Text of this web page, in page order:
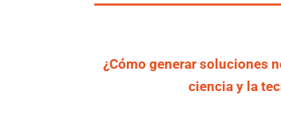
¿Cómo generar soluciones
ciencia y la